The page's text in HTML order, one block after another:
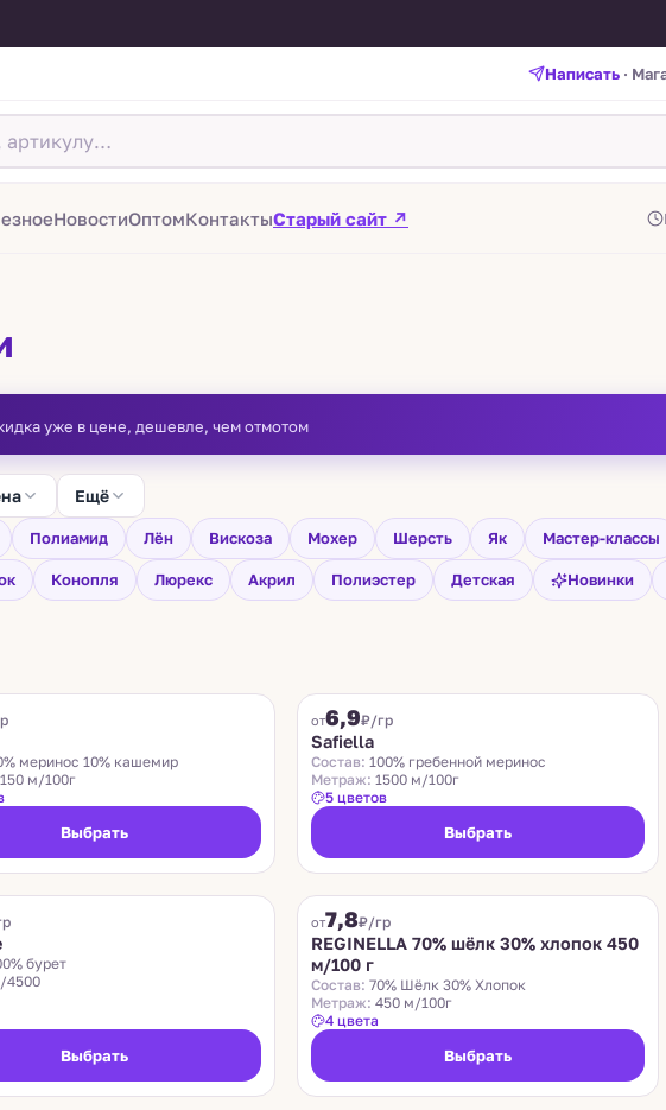
Написать ·
НовостиОптомКонтактыСтарый сайт ↗
уже в цене, дешевле, чем отмотом
Ещё
Полиамид Лён Вискоза Мохер Шерсть Як Мастер-классы
Конопля Люрекс Акрил Полиэстер Детская Новинки
меринос 10% кашемир
м/100г
Выбрать
от6,9₽/гр
Safiella
Состав: 100% гребенной меринос
Метраж: 1500 м/100г
5 цветов
Выбрать
бурет
4500
Выбрать
от7,8₽/гр
REGINELLA 70% шёлк 30% хлопок 450
м/100 г
Состав: 70% Шёлк 30% Хлопок
Метраж: 450 м/100г
4 цвета
Выбрать